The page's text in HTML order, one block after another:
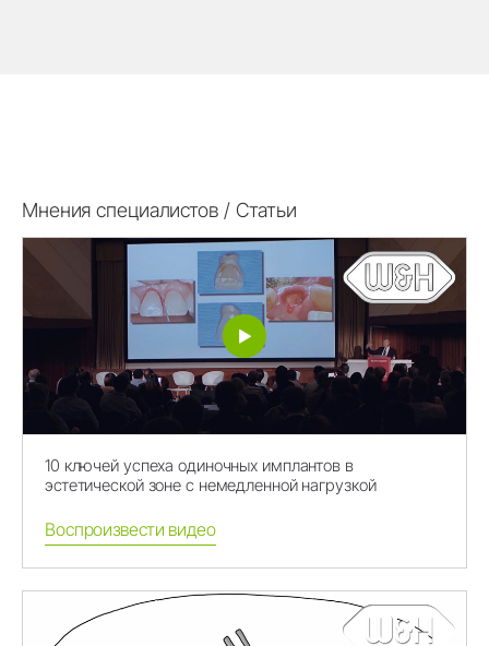
Мнения специалистов / Статьи
10 ключей успеха одиночных имплантов в
эстетической зоне с немедленной нагрузкой
Воспроизвести видео